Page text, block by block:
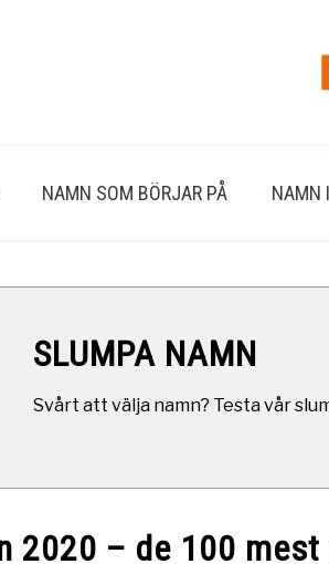
NAMN SOM BÖRJAR PÅ NAMN
SLUMPA NAMN
Svårt att välja namn? Testa vår
2020 – de 100 mest